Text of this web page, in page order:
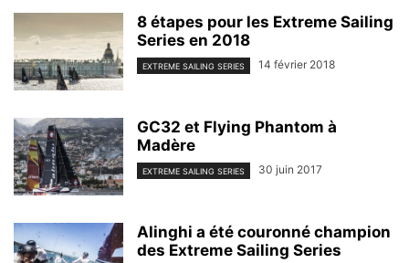
8 étapes pour les Extreme Sailing
Series en 2018
EXTREME SAILING SERIES 14 février 2018
GC32 et Flying Phantom à
Madère
EXTREME SAILING SERIES 30 juin 2017
Alinghi a été couronné champion
des Extreme Sailing Series